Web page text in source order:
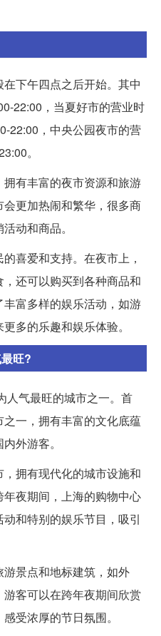
下午四点之后开始。其中
22:00，当夏好市的营业时
22:00，中央公园夜市的营
。
有丰富的夜市资源和旅游
更加热闹和繁华，很多商
动和商品。
喜爱和支持。在夜市上，
还可以购买到各种商品和
富多样的娱乐活动，如游
多的乐趣和娱乐体验。
旺?
人气最旺的城市之一。首
一，拥有丰富的文化底蕴
外游客。
拥有现代化的城市设施和
夜期间，上海的购物中心
和特别的娱乐节目，吸引
景点和地标建筑，如外
客可以在跨年夜期间欣赏
受浓厚的节日氛围。